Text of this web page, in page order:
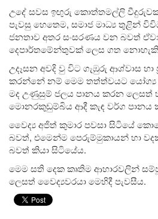
උදේ සවස ඉඟුරු කොත්තමල්ලි
පැවසු හෙතෙම, සමාජ මාධ්‍ය තුළින්
ජනතාව අතර සංසරණය වන බවත්
දෙපාර්තමේන්තුවක් ලෙස ගත
උදෑසන අවදි වු විට ගැඹුරු ආශ්වාස හා
කරන්නේ නම් මෙම තත්ත්වයට යෝග්‍ය
මද උණුසුම් ජලය පානය කරන ලෙසත්
මොනරකුඩුම්බිය ආදී කැඳ වර්ග පානය
වෛද්‍ය අජිත් කුමාර පවසා සිටියේ
බවත්, එමෙන්ම පෙරුම්මුකායන් හා
බවත් කියා සිටියේය.
මෙම සති දෙක කෘතිම ආහාරවලින්
ලෙසත් වෛද්‍යවරයා මෙහිදී පැවසීය.